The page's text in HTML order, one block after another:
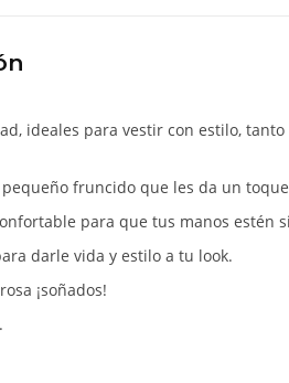
ideales para vestir con estilo,
fruncido que les da un
para que tus manos estén
darle vida y estilo a tu look.
¡soñados!